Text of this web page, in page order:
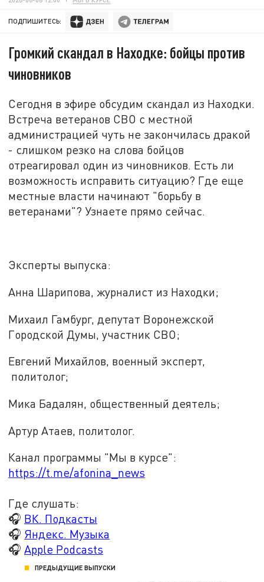
ПОДПИШИТЕСЬ:
Громкий скандал в Находке: бойцы против
чиновников
Сегодня в эфире обсудим скандал из Находки.
Встреча ветеранов СВО с местной
администрацией чуть не закончилась дракой
- слишком резко на слова бойцов
отреагировал один из чиновников. Есть ли
возможность исправить ситуацию? Где еще
местные власти начинают "борьбу в
ветеранами"? Узнаете прямо сейчас.
Эксперты выпуска:
Анна Шарипова, журналист из Находки;
Михаил Гамбург, депутат Воронежской
Городской Думы, участник СВО;
Евгений Михайлов, военный эксперт,
политолог;
Мика Бадалян, общественный деятель;
Артур Атаев, политолог.
Канал программы "Мы в курсе":
https://t.me/afonina_news
Где слушать:
🎧 ВК. Подкасты
🎧 Яндекс. Музыка
🎧Apple Podcasts
ПРЕДЫДУЩИЕ ВЫПУСКИ